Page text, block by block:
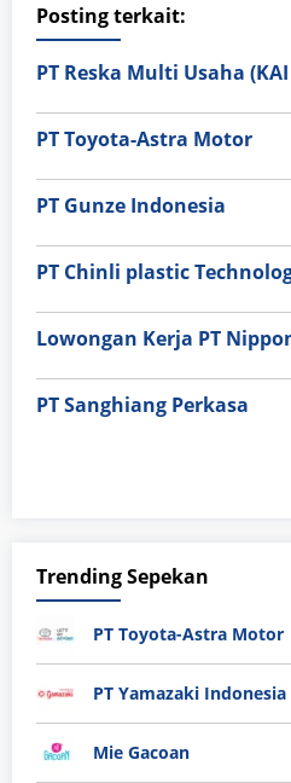
Posting terkait:
PT Toyota-Astra Motor
PT Gunze Indonesia
PT Sanghiang Perkasa
Trending Sepekan
PT Toyota-Astra Motor
PT Yamazaki Indonesia
Mie Gacoan